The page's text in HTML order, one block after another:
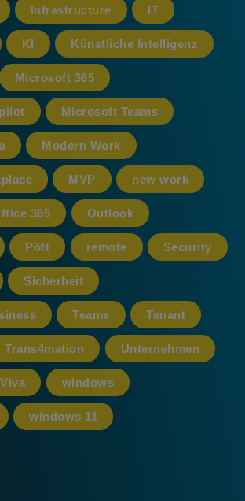
Infrastructure IT
KI Künstliche Intelligenz
Microsoft 365
Microsoft Teams
Modern Work
MVP new work
365 Outlook
Pött remote Security
Sicherheit
Teams Tenant
Trans4mation Unternehmen
Viva windows
windows 11